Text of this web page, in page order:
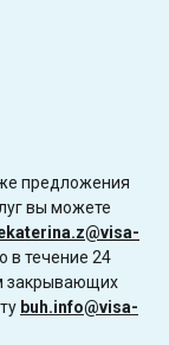
предложения
вы можете
в течение 24
закрывающих
buh.info@visa-